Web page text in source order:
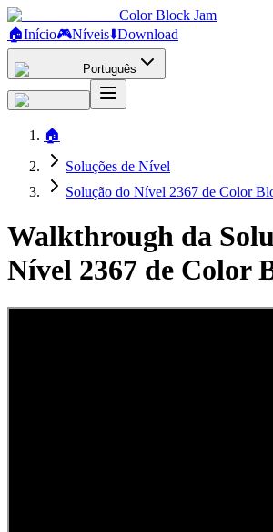
Color Block Jam
🏠Início🎮Níveis⬇️Download
Português
🏠
Soluções de Nível
Solução do Nível 2367 de Color
Walkthrough da
Nível 2367 de Color